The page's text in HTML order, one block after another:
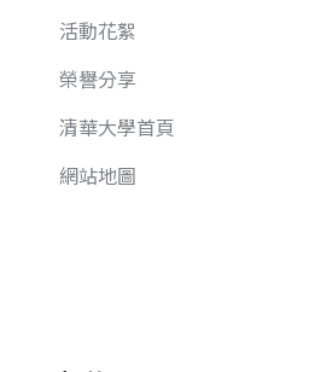
活動花絮
榮譽分享
清華大學首頁
網站地圖